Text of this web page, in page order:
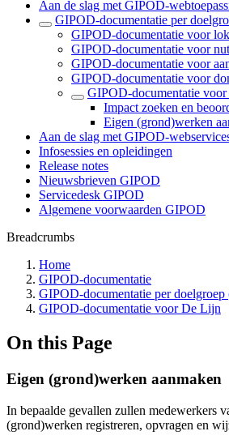
Aan de slag met GIPOD-
GIPOD-documentatie per
GIPOD-documentatie voor
GIPOD-documentatie voor
GIPOD-documentatie voor
GIPOD-documentatie voor
GIPOD-documentatie
Impact zoeken en
Eigen (grond)werken
Aan de slag met GIPOD-
Infosessies en opleidingen
Release notes
Nieuwsbrieven GIPOD
Servicedesk GIPOD
Algemene voorwaarden GIPOD
Breadcrumbs
Home
GIPOD-documentatie
GIPOD-documentatie per doelgroep
GIPOD-documentatie voor De Lijn
On this Page
Eigen (grond)werken aanmaken
In bepaalde gevallen zullen medewerkers
(grond)werken registreren, opvragen en